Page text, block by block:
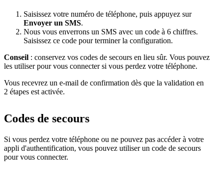
Saisissez votre numéro de téléphone, puis appuyez sur
Envoyer un SMS.
Nous vous enverrons un SMS avec un code à 6 chiffres.
Saisissez ce code pour terminer la configuration.
Conseil : conservez vos codes de secours en lieu sûr. Vous pouvez
les utiliser pour vous connecter si vous perdez votre téléphone.
Vous recevrez un e-mail de confirmation dès que la validation en
2 étapes est activée.
Codes de secours
Si vous perdez votre téléphone ou ne pouvez pas accéder à votre
appli d'authentification, vous pouvez utiliser un code de secours
pour vous connecter.